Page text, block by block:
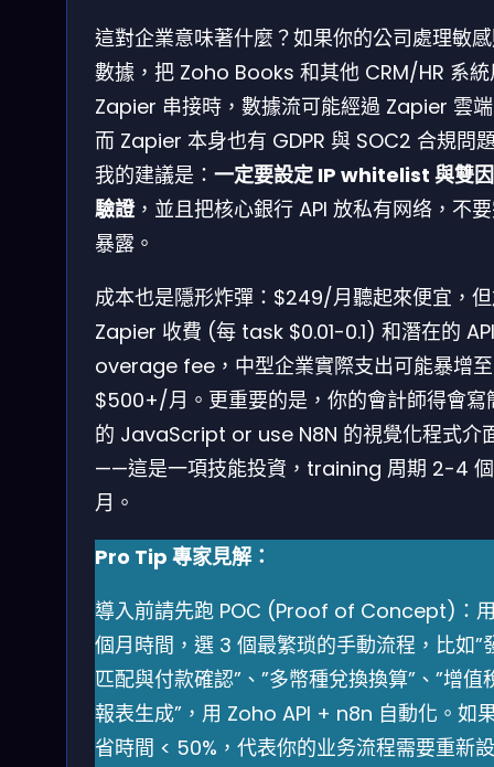
這對企業意味著什麼？如果你的公司處理敏
數據，把 Zoho Books 和其他 CRM/HR 系
Zapier 串接時，數據流可能經過 Zapier 雲
而 Zapier 本身也有 GDPR 與 SOC2 合規問
我的建議是： 一定要設定 IP whitelist 與雙
驗證，並且把核心銀行 API 放私有网络，不
暴露。
成本也是隱形炸彈：$249/月聽起來便宜，
Zapier 收費 (每 task $0.01-0.1) 和潛在的 API
overage fee，中型企業實際支出可能暴增至
$500+/月。更重要的是，你的會計師得會寫
的 JavaScript or use N8N 的視覺化程式介
——這是一項技能投資，training 周期 2-4 個
月。
Pro Tip 專家見解：
導入前請先跑 POC (Proof of Concept)：
個月時間，選 3 個最繁琐的手動流程，比如”
匹配與付款確認”、”多幣種兌換換算”、”增值
報表生成”，用 Zoho API + n8n 自動化。如
省時間 < 50%，代表你的业务流程需要重新設